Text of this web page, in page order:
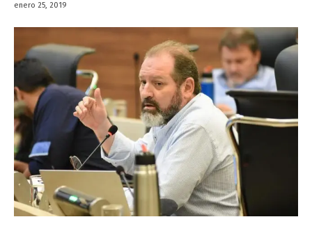
enero 25, 2019